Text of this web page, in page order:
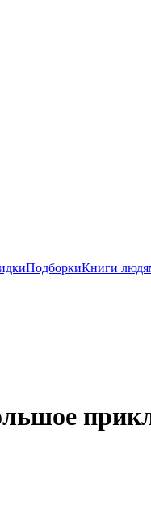
ПодборкиКниги